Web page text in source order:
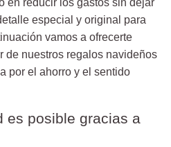
en reducir los gastos sin dejar
especial y original para
vamos a ofrecerte
de nuestros regalos navideños
por el ahorro y el sentido
es posible gracias a